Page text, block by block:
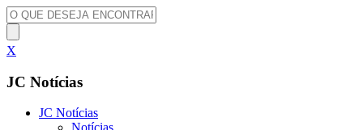
X
JC Notícias
JC Notícias